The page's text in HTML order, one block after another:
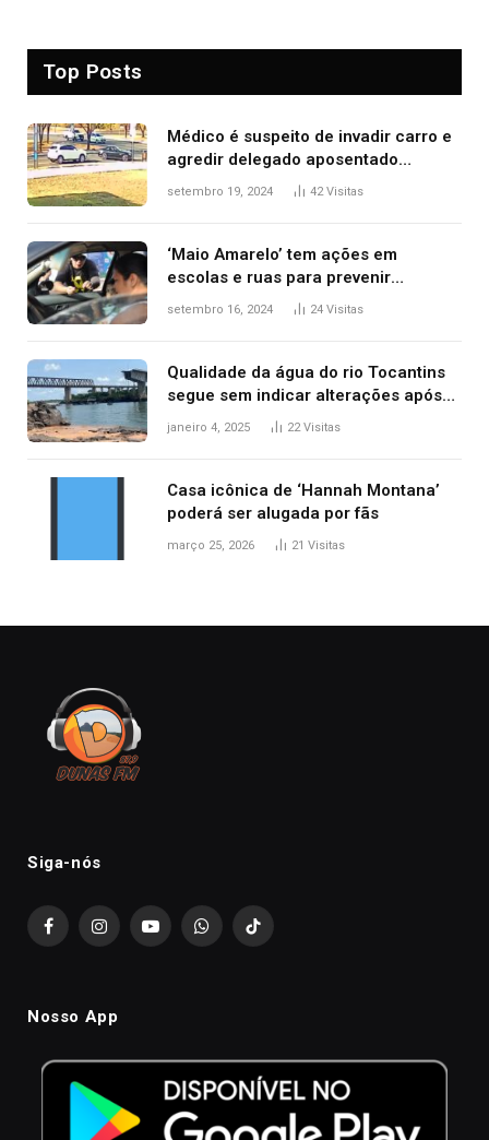
Top Posts
Médico é suspeito de invadir carro e
agredir delegado aposentado
durante confusão no trânsito
setembro 19, 2024 42Visitas
‘Maio Amarelo’ tem ações em
escolas e ruas para prevenir
acidentes no trânsito no AP
setembro 16, 2024 24 Visitas
Qualidade da água do rio Tocantins
segue sem indicar alterações após
desabamento da ponte entre MA e
janeiro 4, 2025 22Visitas
Casa icônica de ‘Hannah Montana’
poderá ser alugada por fãs
março 25, 2026 21 Visitas
Siga-nós
FacebookInstagramYouTubeWhatsAppTikTok
Nosso App